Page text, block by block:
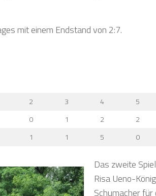
mit einem Endstand von 2:7.
2 3 4 5
0 1 2 2
1 1 5 0
Das zweite
Risa Ueno-
Schumacher